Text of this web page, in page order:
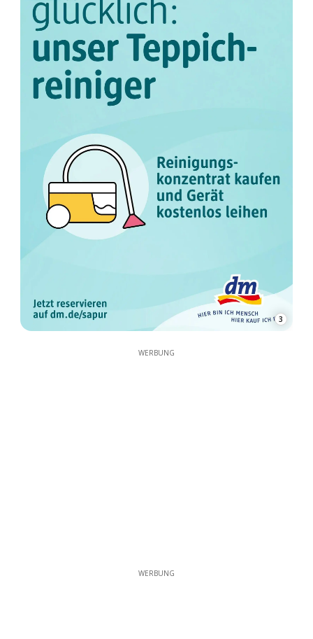
3
WERBUNG
WERBUNG